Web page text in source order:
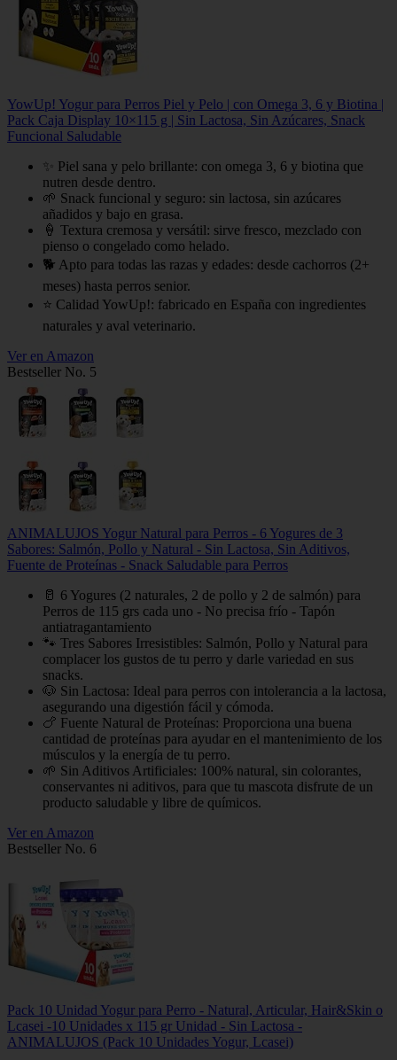
YowUp! Yogur para Perros Piel y Pelo | con Omega 3, 6 y Biotina |
Pack Caja Display 10×115 g | Sin Lactosa, Sin Azúcares, Snack
Funcional Saludable
✨ Piel sana y pelo brillante: con omega 3, 6 y biotina que
nutren desde dentro.
🌱 Snack funcional y seguro: sin lactosa, sin azúcares
añadidos y bajo en grasa.
🍦 Textura cremosa y versátil: sirve fresco, mezclado con
pienso o congelado como helado.
🐕 Apto para todas las razas y edades: desde cachorros (2+
meses) hasta perros senior.
⭐ Calidad YowUp!: fabricado en España con ingredientes
naturales y aval veterinario.
Ver en Amazon
Bestseller No. 5
ANIMALUJOS Yogur Natural para Perros - 6 Yogures de 3
Sabores: Salmón, Pollo y Natural - Sin Lactosa, Sin Aditivos,
Fuente de Proteínas - Snack Saludable para Perros
🥛 6 Yogures (2 naturales, 2 de pollo y 2 de salmón) para
Perros de 115 grs cada uno - No precisa frío - Tapón
antiatragantamiento
🐾 Tres Sabores Irresistibles: Salmón, Pollo y Natural para
complacer los gustos de tu perro y darle variedad en sus
snacks.
🐶 Sin Lactosa: Ideal para perros con intolerancia a la lactosa,
asegurando una digestión fácil y cómoda.
🍗 Fuente Natural de Proteínas: Proporciona una buena
cantidad de proteínas para ayudar en el mantenimiento de los
músculos y la energía de tu perro.
🌱 Sin Aditivos Artificiales: 100% natural, sin colorantes,
conservantes ni aditivos, para que tu mascota disfrute de un
producto saludable y libre de químicos.
Ver en Amazon
Bestseller No. 6
Pack 10 Unidad Yogur para Perro - Natural, Articular, Hair&Skin o
Lcasei -10 Unidades x 115 gr Unidad - Sin Lactosa -
ANIMALUJOS (Pack 10 Unidades Yogur, Lcasei)